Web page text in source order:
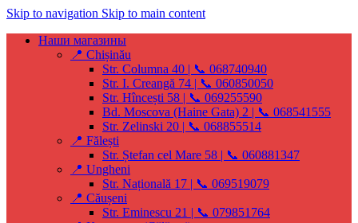
Skip to navigation Skip to main content
Наши магазины
📍 Chișinău
Str. Columna 40 | 📞 068740940
Str. I. Creangă 74 | 📞 060850050
Str. Hîncești 58 | 📞 069255590
Bd. Moscova (Haine Gata) 2 | 📞 068541555
Str. Zelinski 20 | 📞 068855514
📍 Fălești
Str. Ștefan cel Mare 58 | 📞 060881347
📍 Ungheni
Str. Națională 17 | 📞 069519079
📍 Căușeni
Str. Eminescu 21 | 📞 079851764